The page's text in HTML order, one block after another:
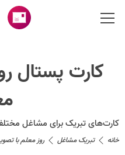
کارت پستال
کارت‌های تبریک برای مشاغل
خانه تبریک مشاغل روز معلم با